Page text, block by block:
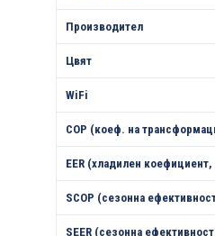
Производител
Цвят
WiFi
COP (коеф. на
EER (хладилен
SCOP (сезонна
SEER (сезонна